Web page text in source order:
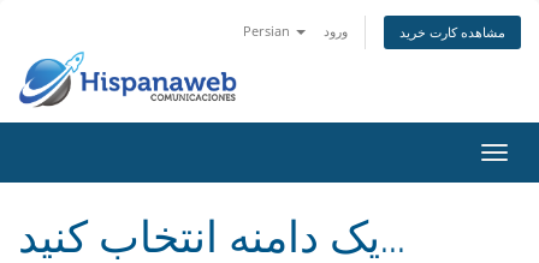
Persian ورود مشاهده کارت خرید
یک دامنه انتخاب کنید...